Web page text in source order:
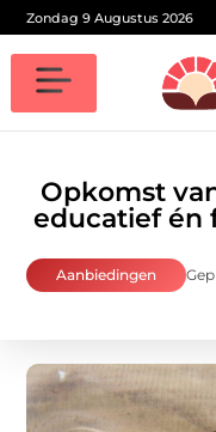
Zondag 9 Augustus 2026
Opkomst
educatief én
Aanbiedingen